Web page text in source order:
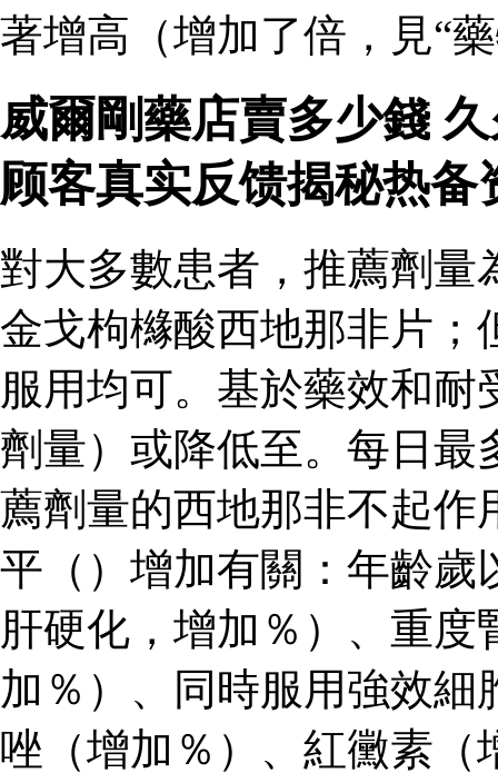
著增高（增加了倍，見“
威爾剛藥店賣多少錢
顾客真实反馈揭秘热备
對大多數患者，推薦劑量
金戈枸櫞酸西地那非片；
服用均可。基於藥效和
劑量）或降低至。每日最
薦劑量的西地那非不起作
平（）增加有關：年齡歲
肝硬化，增加％）、重
加％）、同時服用強效
唑（增加％）、紅黴素（